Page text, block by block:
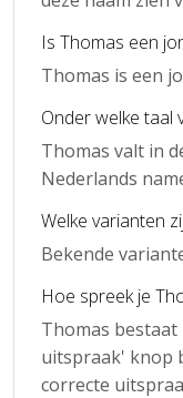
Is Thomas een
Thomas is een
Onder welke taal
Thomas valt in
Nederlands
Welke varianten
Bekende
Hoe spreek je
Thomas
uitspraak' knop
correcte